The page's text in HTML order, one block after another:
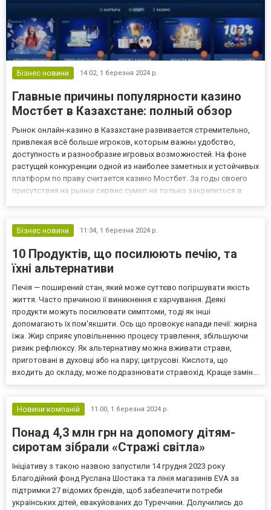
Бізнес новини 14:02, 1 березня 2024 р.
Главные причины популярности казино
Мостбет в Казахстане: полный обзор
Рынок онлайн-казино в Казахстане развивается стремительно,
привлекая всё больше игроков, которым важны удобство,
доступность и разнообразие игровых возможностей. На фоне
растущей конкуренции одной из наиболее заметных и устойчивых
платформ по праву считается казино Мостбет. За годы своего
присутствия на рынке сервис сумел не только закрепиться в
Бізнес новини
11:34, 1 березня 2024 р.
10 Продуктів, що посилюють печію, та
їхні альтернативи
Печія — поширений стан, який може суттєво погіршувати якість
життя. Часто причиною її виникнення є харчування. Деякі
продукти можуть посилювати симптоми, тоді як інші
допомагають їх пом'якшити. Ось що провокує напади печії: жирна
їжа. Жир сприяє уповільненню процесу травлення, збільшуючи
ризик рефлюксу. Як альтернативу можна вживати страви,
приготовані в духовці або на пару; цитрусові. Кислота, що
входить до складу, може подразнювати стравохід. Краще замін...
Новини компаній 11:00, 1 березня 2024 р.
Понад 4,3 млн грн на допомогу дітям-
сиротам зібрали «Стражі світла»
Ініціативу з такою назвою запустили 14 грудня 2023 року
Благодійний фонд Руслана Шостака та лінія магазинів EVA за
підтримки 27 відомих брендів, щоб забезпечити потреби
українських дітей, евакуйованих до Туреччини. Долучились до